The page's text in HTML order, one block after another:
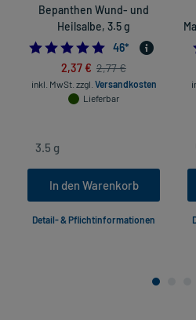
Bepanthen Wund- und
Heilsalbe, 3.5 g
5.0
46*
2,37 € 2,77 €
inkl. MwSt. zzgl. Versandkosten
Lieferbar
In den Warenkorb
Detail- & Pflichtinformationen